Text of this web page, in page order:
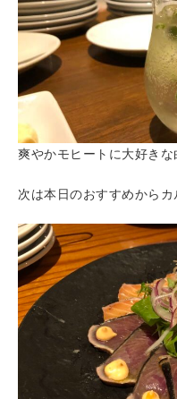
爽やかモヒートに大好きな
次は本日のおすすめからカ